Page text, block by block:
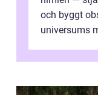
och byggt
universums